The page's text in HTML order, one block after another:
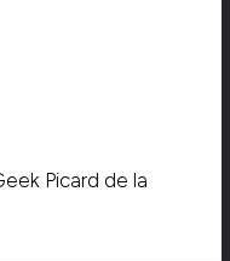
Picard de la